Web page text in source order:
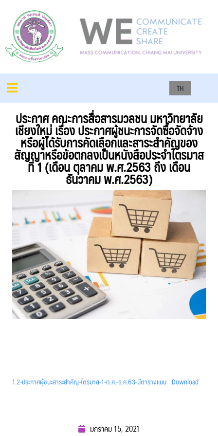
TH
ประกาศ คณะการสื่อสารมวลชน มหาวิทยาลัย
เชียงใหม่ เรื่อง ประกาศผู้ชนะการจัดซื้อจัดจ้าง
หรือผู้ได้รับการคัดเลือกและสาระสำคัญของ
สัญญาหรือข้อตกลงเป็นหนังสือประจำไตรมาส
ที่ 1 (เดือน ตุลาคม พ.ศ.2563 ถึง เดือน
ธันวาคม พ.ศ.2563)
1.2-ประกาศผู้ชนะสาระสำคัญ-ไตรมาส-1-ต.ค.-ธ.ค.63-มีตารางแนบ Download
มกราคม 15, 2021